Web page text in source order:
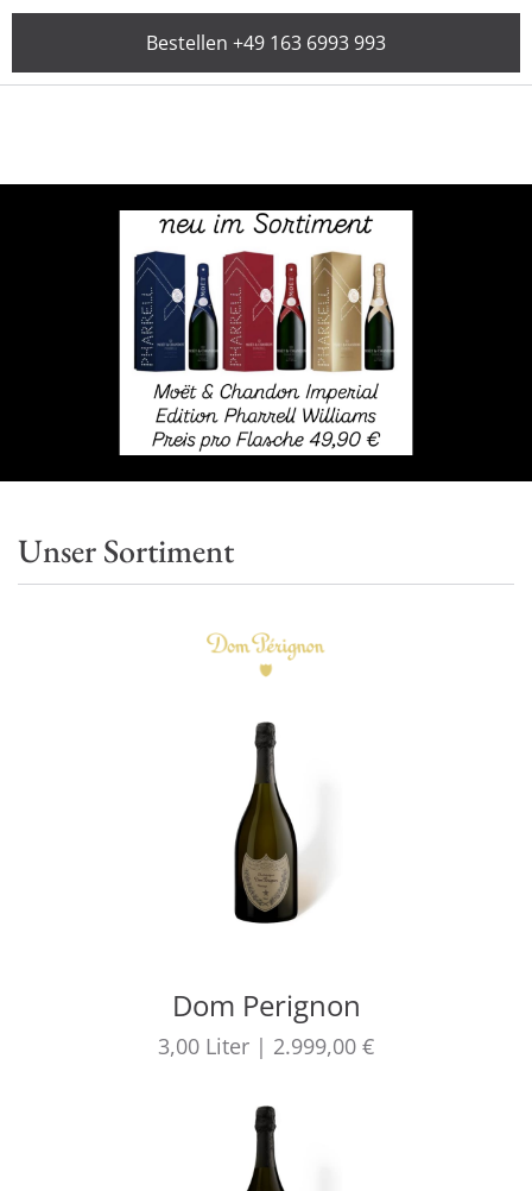
Bestellen +49 163 6993 993
Unser Sortiment
Dom Perignon
3,00 Liter | 2.999,00 €